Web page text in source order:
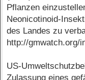
Pflanzen
Neonicotinoid-
des Landes zu
http://gmwatch.org/
US-
Zulassung eines